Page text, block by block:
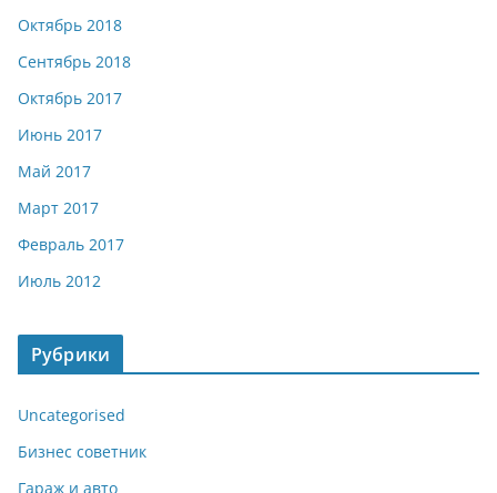
Октябрь 2018
Сентябрь 2018
Октябрь 2017
Июнь 2017
Май 2017
Март 2017
Февраль 2017
Июль 2012
Рубрики
Uncategorised
Бизнес советник
Гараж и авто